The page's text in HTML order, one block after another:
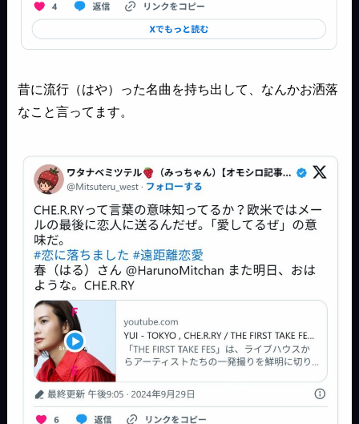
昔に流行（はや）った名曲を持ち出して、なんかお洒落
なこと言ってます。